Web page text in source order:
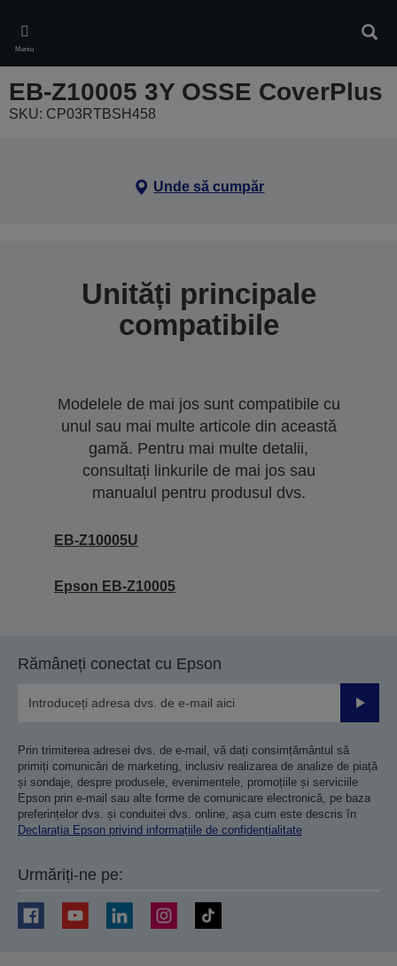
main
content
Meniu
EB-Z10005 3Y OSSE CoverPlus
SKU: CP03RTBSH458
Unde să cumpăr
Unități principale
compatibile
Modelele de mai jos sunt compatibile cu
unul sau mai multe articole din această
gamă. Pentru mai multe detalii,
consultați linkurile de mai jos sau
manualul pentru produsul dvs.
EB-Z10005U
Epson EB-Z10005
Rămâneți conectat cu Epson
Prin trimiterea adresei dvs. de e-mail, vă dați consimțământul să
primiți comunicări de marketing, inclusiv realizarea de analize de piață
și sondaje, despre produsele, evenimentele, promoțiile și serviciile
Epson prin e-mail sau alte forme de comunicare electronică, pe baza
preferințelor dvs. și conduitei dvs. online, așa cum este descris în
Declarația Epson privind informațiile de confidențialitate
Urmăriți-ne pe: